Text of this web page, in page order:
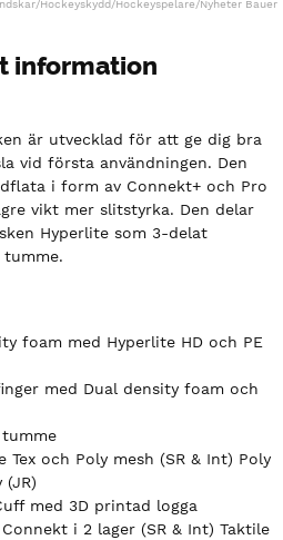
/Hockeyskydd/Hockeyspelare/Nyheter Bauer
information
är utvecklad för att ge dig bra
vid första användningen. Den
i form av Connekt+ och Pro
vikt mer slitstyrka. Den delar
Hyperlite som 3-delat
foam med Hyperlite HD och PE
med Dual density foam och
tumme
och Poly mesh (SR & Int) Poly
(JR)
med 3D printad logga
i 2 lager (SR & Int) Taktile